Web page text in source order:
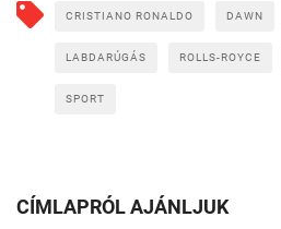
CRISTIANO RONALDO DAWN
LABDARÚGÁS ROLLS-ROYCE
SPORT
CÍMLAPRÓL AJÁNLJUK